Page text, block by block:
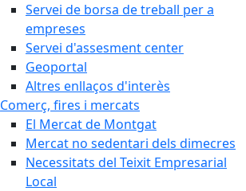
Servei de borsa de treball per a
empreses
Servei d'assesment center
Geoportal
Altres enllaços d'interès
Comerç, fires i mercats
El Mercat de Montgat
Mercat no sedentari dels dimecres
Necessitats del Teixit Empresarial
Local